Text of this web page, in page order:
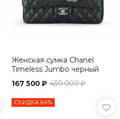
Женская сумка Chanel
Timeless Jumbo черный
167 500 ₽ 430 000 ₽
СКИДКА 64%